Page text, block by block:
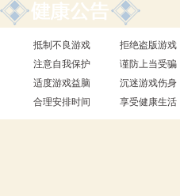
抵制不良游戏
拒绝盗版游戏
注意自我保护
谨防上当受骗
适度游戏益脑
沉迷游戏伤身
合理安排时间
享受健康生活